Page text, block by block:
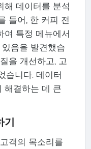
해 데이터를 분석
들어, 한 커피 전
여 특정 메뉴에서
음을 발견했습
을 개선하고, 고
습니다. 데이터
해결하는 데 큰
기
객의 목소리를